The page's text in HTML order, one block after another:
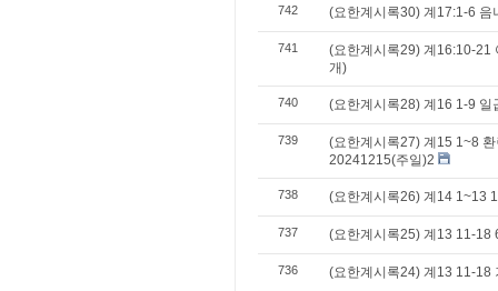
742 (요한계시록30) 계17:1-6 음
741
(요한계시록29) 계16:10-21
개)
740 (요한계시록28) 계16 1-9 일
739
(요한계시록27) 계15 1~8
20241215(주일)2
738 (요한계시록26) 계14 1~13
737 (요한계시록25) 계13 11-18
736 (요한계시록24) 계13 11-18